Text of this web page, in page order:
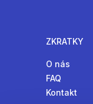
ZKRATKY
O nás
FAQ
Kontakt